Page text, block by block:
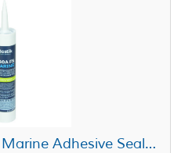
Bostik Fast Set 940 FS Marine Adhesive Sealant Black 290 mL Cartridge